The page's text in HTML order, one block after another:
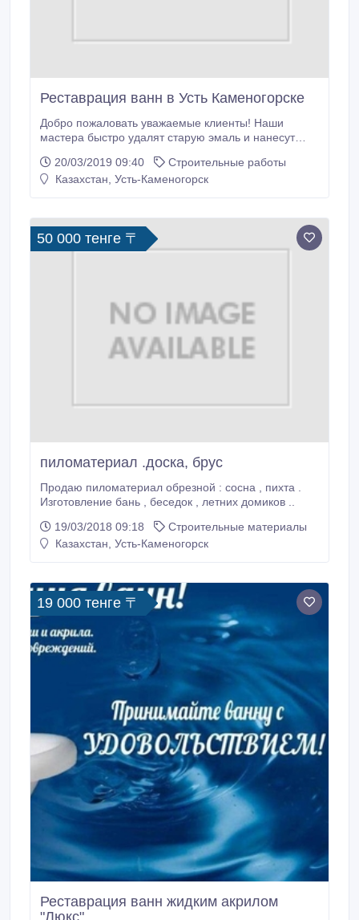
Реставрация ванн в Усть Каменогорске
Добро пожаловать уважаемые клиенты! Наши
мастера быстро удалят старую эмаль и нанесут
засияет чистотой и будет радовать вас ещё долго.
Ванна, обновлённая жидким акрилом по технологии
20/03/2019 09:40
Строительные работы
Казахстан, Усть-Каменогорск
50 000 тенге 〒
пиломатериал .доска, брус
Продаю пиломатериал обрезной : сосна , пихта .
Изготовление бань , беседок , летних домиков ..
19/03/2018 09:18
Строительные материалы
Казахстан, Усть-Каменогорск
19 000 тенге 〒
Реставрация ванн жидким акрилом